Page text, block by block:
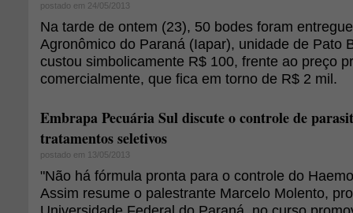
postado em 24/05/2013
Na tarde de ontem (23), 50 bodes foram
Agronômico do Paraná (Iapar), unidade de Pato
custou simbolicamente R$ 100, frente ao preço
comercialmente, que fica em torno de R$ 2 mil.
Embrapa Pecuária Sul discute o controle de
tratamentos seletivos
postado em 13/05/2013
"Não há fórmula pronta para o controle do
Assim resume o palestrante Marcelo Molento,